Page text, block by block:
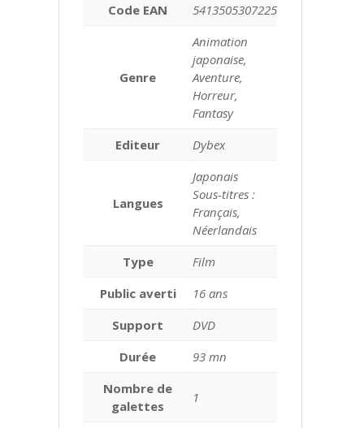
Code EAN
5413505307225
Genre
Animation
japonaise,
Aventure,
Horreur,
Fantasy
Editeur
Dybex
Langues
Japonais
Sous-titres :
Français,
Néerlandais
Type
Film
Public averti
16 ans
Support
DVD
Durée
93 mn
Nombre de
galettes
1